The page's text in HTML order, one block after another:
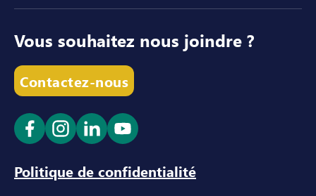
Vous souhaitez nous joindre ?
Contactez-nous
Ouvrir le lien dans un nouvel onglet
Ouvrir le lien dans un nouvel onglet
Ouvrir le lien dans un nouvel
Ouvrir le lien dans un
Politique de confidentialité